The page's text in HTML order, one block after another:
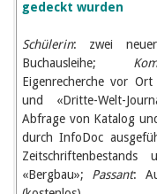
gedeckt wurden
Schülerin: zwei
Buchausleihe;
Eigenrecherche vor
und «Dritte-Welt-
Abfrage von Katalog
durch InfoDoc
«Bergbau»; Passant: